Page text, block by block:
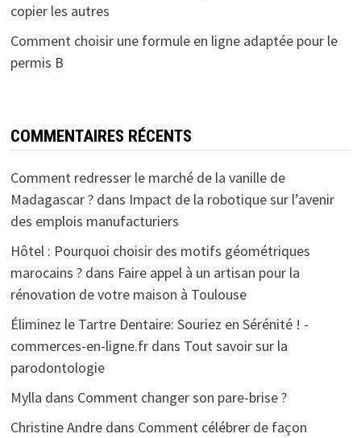
copier les autres
Comment choisir une formule en ligne adaptée pour le
permis B
COMMENTAIRES RÉCENTS
Comment redresser le marché de la vanille de
Madagascar ?dans Impact de la robotique sur l’avenir
des emplois manufacturiers
Hôtel : Pourquoi choisir des motifs géométriques
marocains ?dans Faire appel à un artisan pour la
rénovation de votre maison à Toulouse
Éliminez le Tartre Dentaire: Souriez en Sérénité ! -
commerces-en-ligne.frdans Tout savoir sur la
parodontologie
Mylla dans Comment changer son pare-brise ?
Christine Andredans Comment célébrer de façon